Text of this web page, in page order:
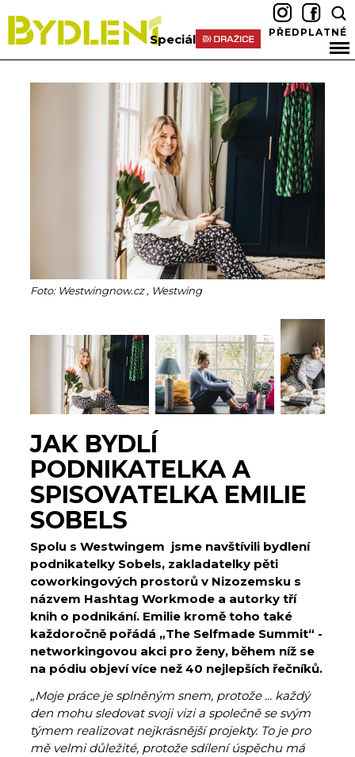
Speciál PŘEDPLATNÉ
Foto: Westwingnow.cz , Westwing
JAK BYDLÍ
PODNIKATELKA A
SPISOVATELKA EMILIE
SOBELS
Spolu s Westwingem jsme navštívili bydlení
podnikatelky Sobels, zakladatelky pěti
coworkingových prostorů v Nizozemsku s
názvem Hashtag Workmode a autorky tří
knih o podnikání. Emilie kromě toho také
každoročně pořádá „The Selfmade Summit“ -
networkingovou akci pro ženy, během níž se
na pódiu objeví více než 40 nejlepších řečníků.
„Moje práce je splněným snem, protože ... každý
den mohu sledovat svoji vizi a společně se svým
týmem realizovat nejkrásnější projekty. To je pro
mě velmi důležité, protože sdílení úspěchu má